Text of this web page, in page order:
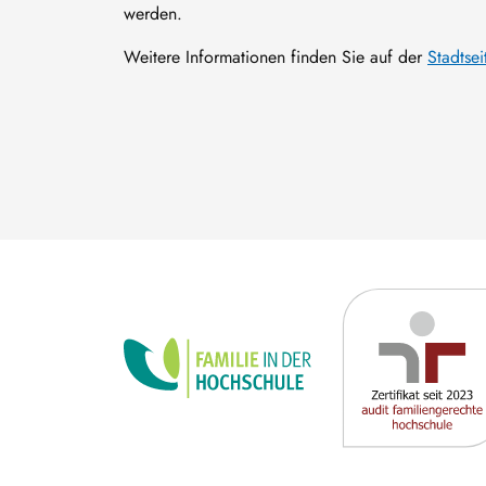
werden.
Weitere Informationen finden Sie auf der